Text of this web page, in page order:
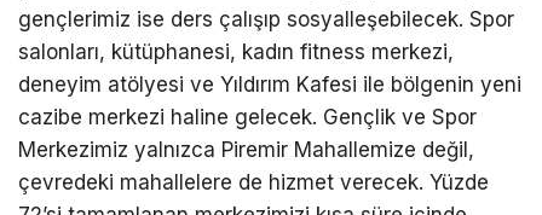
gençlerimiz ise ders çalışıp sosyalleşebilecek. Spor
salonları, kütüphanesi, kadın fitness merkezi,
deneyim atölyesi ve Yıldırım Kafesi ile bölgenin yeni
cazibe merkezi haline gelecek. Gençlik ve Spor
Merkezimiz yalnızca Piremir Mahallemize değil,
çevredeki mahallelere de hizmet verecek. Yüzde